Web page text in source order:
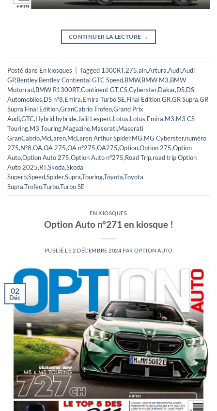
CONTINUER LA LECTURE →
Posté dans En kiosques Tagged 1300RT,275,ain,Artura,Audi,Audi
GP,Bentley,Bentley Contiental GTC Speed,BMW,BMW M3,BMW
Motorrad,BMW R1300RT,Continent GT,CS,Cyberster,Dakar,DS,DS
Automobiles,DS n°8,Emira,Emira Turbo SE,Final Edition,GR,GR Supra,GR
Supra Final Edition,GranCabrio Trofeo,Grand Prix
Audi,GTC,Hybrid,hybride,Jalil Lespert,Lotus,Lotus Emira,M3,M3 CS
Touring,M3 Touring,Magazine,Maserati,Maserati
GranCabrio,McLaren,McLaren Arthur Spider,MG,MG Cyberster,numéro
275,N°8,OA,OA 275,OA n°275,OA275,Option,Option 275,Option
Auto,Option Auto 275,Option Auto n°275,Road Trip,road trip Option
Auto 2025,RT,Skoda,Skoda
Superb,Speed,Spider,Supra,Touring,Toyota,Toyota
Supra,Trofeo,Turbo,Turbo SE
EN KIOSQUES
Option Auto n°271 en kiosque !
PUBLIÉ LE 2 DÉCEMBRE 2024 PAROPTION AUTO
02
Déc